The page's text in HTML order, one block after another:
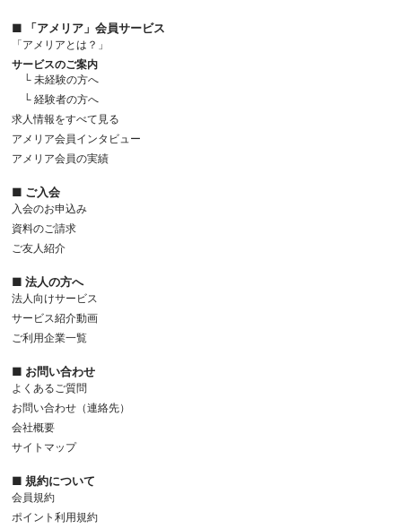
■ 「アメリア」会員サービス
「アメリアとは？」
サービスのご案内
└ 未経験の方へ
└ 経験者の方へ
求人情報をすべて見る
アメリア会員インタビュー
アメリア会員の実績
■ ご入会
入会のお申込み
資料のご請求
ご友人紹介
■ 法人の方へ
法人向けサービス
サービス紹介動画
ご利用企業一覧
■ お問い合わせ
よくあるご質問
お問い合わせ（連絡先）
会社概要
サイトマップ
■ 規約について
会員規約
ポイント利用規約